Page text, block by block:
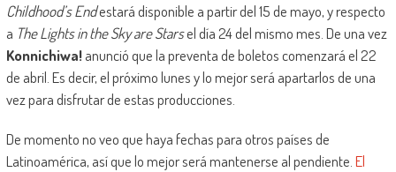
Childhood’s Endestará disponible a partir del 15 de mayo, y respecto
a The Lights in the Sky are Starsel día 24 del mismo mes. De una vez
Konnichiwa!anunció que la preventa de boletos comenzará el 22
de abril. Es decir, el próximo lunes y lo mejor será apartarlos de una
vez para disfrutar de estas producciones.
De momento no veo que haya fechas para otros países de
Latinoamérica, así que lo mejor será mantenerse al pendiente. El